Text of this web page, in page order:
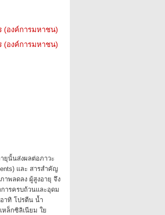
(องค์การมหาชน)
(องค์การมหาชน)
ยุนั้นส่งผลต่อภาวะ
และ สารสำคัญ
าพลดลง ผู้สูงอายุ จึง
ารครบถ้วนและอุดม
อาทิ โปรตีน น้ำ
หล็กซิลิเนียม ใย